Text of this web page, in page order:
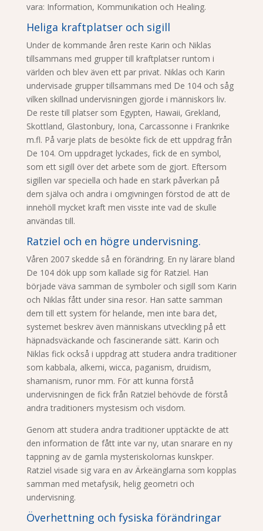
vara: Information, Kommunikation och Healing.
Heliga kraftplatser och sigill
Under de kommande åren reste Karin och Niklas
tillsammans med grupper till kraftplatser runtom i
världen och blev även ett par privat. Niklas och Karin
undervisade grupper tillsammans med De 104 och såg
vilken skillnad undervisningen gjorde i människors liv.
De reste till platser som Egypten, Hawaii, Grekland,
Skottland, Glastonbury, Iona, Carcassonne i Frankrike
m.fl. På varje plats de besökte fick de ett uppdrag från
De 104. Om uppdraget lyckades, fick de en symbol,
som ett sigill över det arbete som de gjort. Eftersom
sigillen var speciella och hade en stark påverkan på
dem själva och andra i omgivningen förstod de att de
innehöll mycket kraft men visste inte vad de skulle
användas till.
Ratziel och en högre undervisning.
Våren 2007 skedde så en förändring. En ny lärare bland
De 104 dök upp som kallade sig för Ratziel. Han
började väva samman de symboler och sigill som Karin
och Niklas fått under sina resor. Han satte samman
dem till ett system för helande, men inte bara det,
systemet beskrev även människans utveckling på ett
häpnadsväckande och fascinerande sätt. Karin och
Niklas fick också i uppdrag att studera andra traditioner
som kabbala, alkemi, wicca, paganism, druidism,
shamanism, runor mm. För att kunna förstå
undervisningen de fick från Ratziel behövde de förstå
andra traditioners mystesism och visdom.
Genom att studera andra traditioner upptäckte de att
den information de fått inte var ny, utan snarare en ny
tappning av de gamla mysteriskolornas kunskper.
Ratziel visade sig vara en av Ärkeänglarna som kopplas
samman med metafysik, helig geometri och
undervisning.
Överhettning och fysiska förändringar